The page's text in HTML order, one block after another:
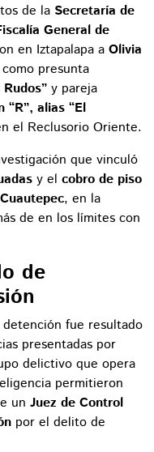
de la Secretaría de
General de
en Iztapalapa a Olivia
presunta
Rudos” y pareja
“R”, alias “El
el Reclusorio Oriente.
que vinculó
y el cobro de piso
Cuautepec, en la
de en los límites con
de
fue resultado
presentadas por
delictivo que opera
permitieron
un Juez de Control
por el delito de